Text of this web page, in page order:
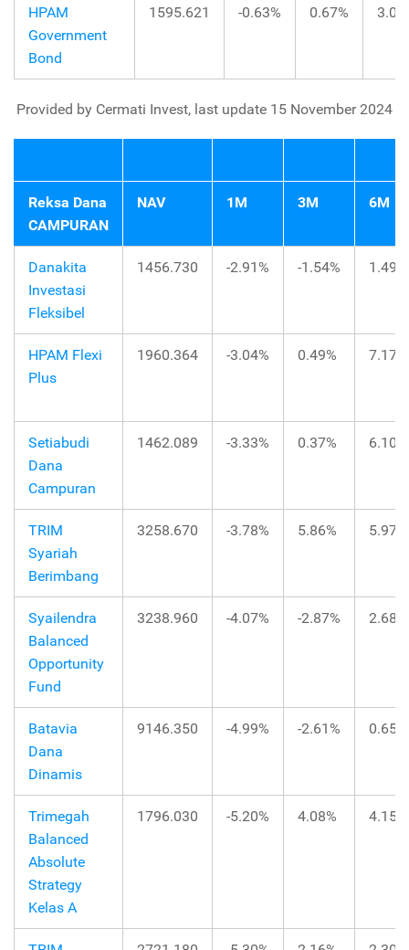
HPAM
Government
Bond
1595.621 -0.63% 0.67%
Provided by Cermati Invest, last update 15 November 2024
Reksa Dana
CAMPURAN
NAV 1M 3M 6M
Danakita
Investasi
Fleksibel
1456.730 -2.91% -1.54% 1.49%
HPAM Flexi
Plus
1960.364 -3.04% 0.49% 7.17%
Setiabudi
Dana
Campuran
1462.089 -3.33% 0.37% 6.10%
TRIM
Syariah
Berimbang
3258.670 -3.78% 5.86% 5.97%
Syailendra
Balanced
Opportunity
Fund
3238.960 -4.07% -2.87% 2.68%
Batavia
Dana
Dinamis
9146.350 -4.99% -2.61% 0.65%
Trimegah
Balanced
Absolute
Strategy
Kelas A
1796.030 -5.20% 4.08% 4.15%